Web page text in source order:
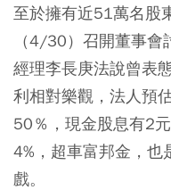
至於擁有近51萬名股
（4/30）召開董事
經理李長庚法說曾表
利相對樂觀，法人預
50％，現金股息有2
4%，超車富邦金，也
戲。